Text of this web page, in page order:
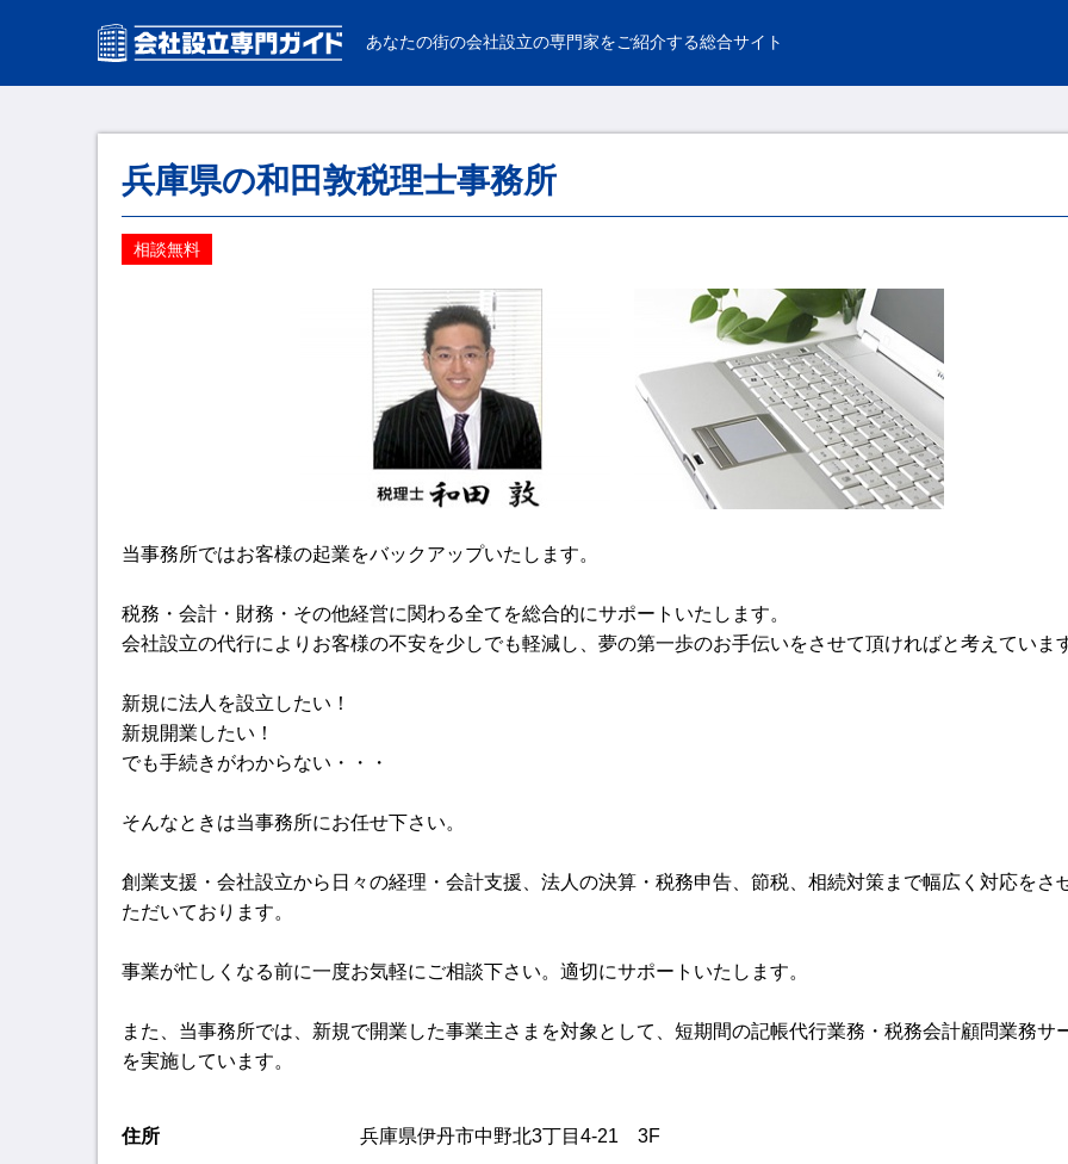
あなたの街の会社設立の専門家をご紹介する総合サイト
兵庫県の和田敦税理士事務所
相談無料
当事務所ではお客様の起業をバックアップいたします。
税務・会計・財務・その他経営に関わる全てを総合的にサポートいたします。
会社設立の代行によりお客様の不安を少しでも軽減し、夢の第一歩のお手伝いをさせて頂ければと考えていま
新規に法人を設立したい！
新規開業したい！
でも手続きがわからない・・・
そんなときは当事務所にお任せ下さい。
創業支援・会社設立から日々の経理・会計支援、法人の決算・税務申告、節税、相続対策まで幅広く対応をさ
ただいております。
事業が忙しくなる前に一度お気軽にご相談下さい。適切にサポートいたします。
また、当事務所では、新規で開業した事業主さまを対象として、短期間の記帳代行業務・税務会計顧問業務サ
を実施しています。
住所 兵庫県伊丹市中野北3丁目4-21 3F